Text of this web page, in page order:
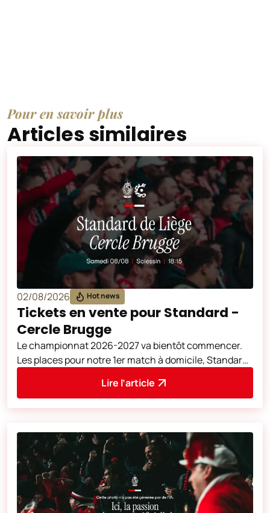
Pour en savoir plus
Articles similaires
02/08/2026 Hot news
Tickets en vente pour Standard -
Cercle Brugge
Le championnat 2026-2027 va bientôt commencer.
Les places pour notre 1er match à domicile, Standard
Lire l’article